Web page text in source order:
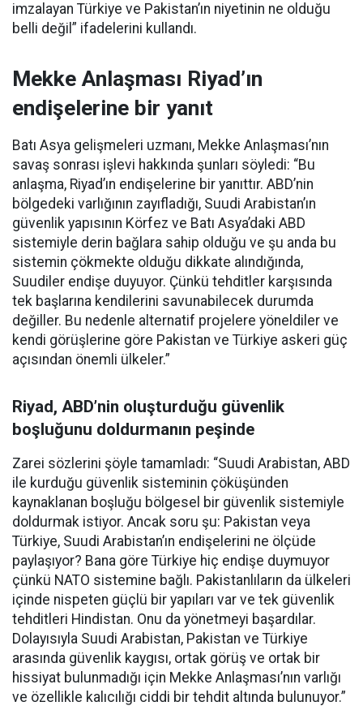
imzalayan Türkiye ve Pakistan’ın niyetinin ne olduğu
belli değil” ifadelerini kullandı.
Mekke Anlaşması Riyad’ın
endişelerine bir yanıt
Batı Asya gelişmeleri uzmanı, Mekke Anlaşması’nın
savaş sonrası işlevi hakkında şunları söyledi: “Bu
anlaşma, Riyad’ın endişelerine bir yanıttır. ABD’nin
bölgedeki varlığının zayıfladığı, Suudi Arabistan’ın
güvenlik yapısının Körfez ve Batı Asya’daki ABD
sistemiyle derin bağlara sahip olduğu ve şu anda bu
sistemin çökmekte olduğu dikkate alındığında,
Suudiler endişe duyuyor. Çünkü tehditler karşısında
tek başlarına kendilerini savunabilecek durumda
değiller. Bu nedenle alternatif projelere yöneldiler ve
kendi görüşlerine göre Pakistan ve Türkiye askeri güç
açısından önemli ülkeler.”
Riyad, ABD’nin oluşturduğu güvenlik
boşluğunu doldurmanın peşinde
Zarei sözlerini şöyle tamamladı: “Suudi Arabistan, ABD
ile kurduğu güvenlik sisteminin çöküşünden
kaynaklanan boşluğu bölgesel bir güvenlik sistemiyle
doldurmak istiyor. Ancak soru şu: Pakistan veya
Türkiye, Suudi Arabistan’ın endişelerini ne ölçüde
paylaşıyor? Bana göre Türkiye hiç endişe duymuyor
çünkü NATO sistemine bağlı. Pakistanlıların da ülkeleri
içinde nispeten güçlü bir yapıları var ve tek güvenlik
tehditleri Hindistan. Onu da yönetmeyi başardılar.
Dolayısıyla Suudi Arabistan, Pakistan ve Türkiye
arasında güvenlik kaygısı, ortak görüş ve ortak bir
hissiyat bulunmadığı için Mekke Anlaşması’nın varlığı
ve özellikle kalıcılığı ciddi bir tehdit altında bulunuyor.”